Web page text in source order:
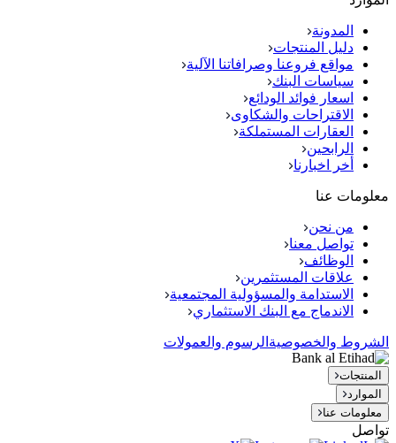
المدونة
دليل المنتجات
مواقع فروعنا وصرافاتنا الآلية
سياسات البنك
اسعار فوائد الودائع
الاقتراحات والشكاوى
العقارات المستملكة
الرابحين
أخر اخبارنا
معلومات عنا
من نحن
تواصل معنا
الوظائف
علاقات المستثمرين
الاستدامة والمسؤولية المجتمعية
الاندماج مع البنك الاستثماري
الشروط والخصوصية الرسوم والعمولات
المنتجات
الموارد
معلومات عنا
تواصل